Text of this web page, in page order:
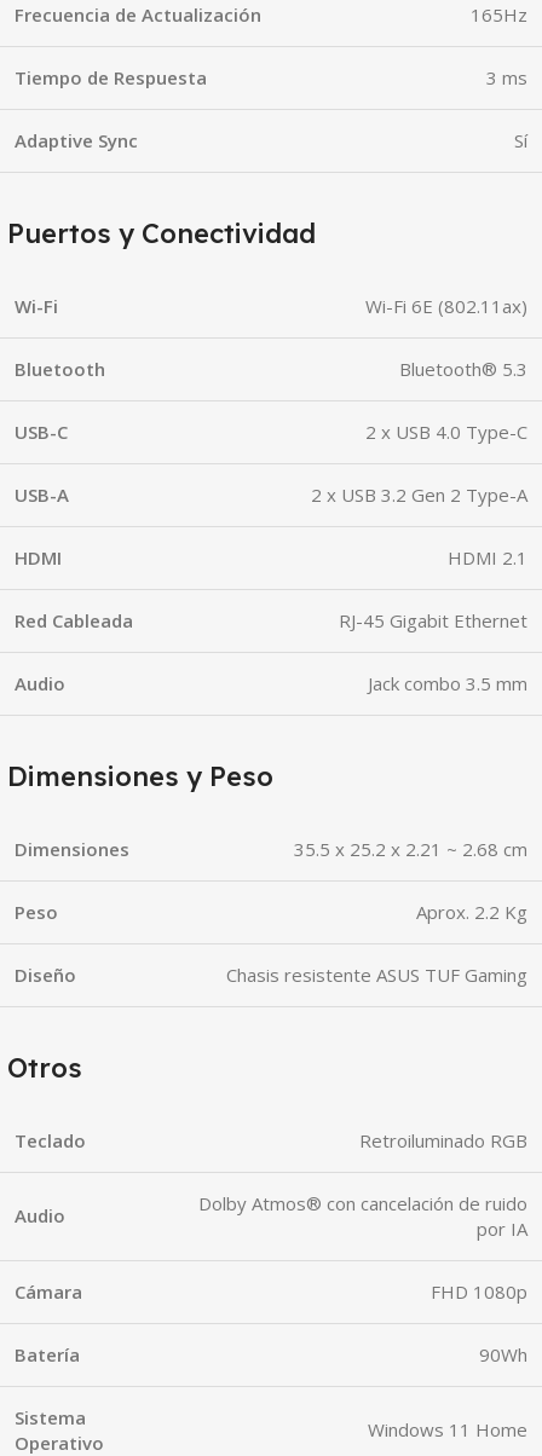
Frecuencia de Actualización 165Hz
Tiempo de Respuesta 3 ms
Adaptive Sync Sí
Puertos y Conectividad
Wi-Fi Wi-Fi 6E (802.11ax)
Bluetooth Bluetooth® 5.3
USB-C 2 x USB 4.0 Type-C
USB-A 2 x USB 3.2 Gen 2 Type-A
HDMI HDMI 2.1
Red Cableada RJ-45 Gigabit Ethernet
Audio Jack combo 3.5 mm
Dimensiones y Peso
Dimensiones 35.5 x 25.2 x 2.21 ~ 2.68 cm
Peso Aprox. 2.2 Kg
Diseño Chasis resistente ASUS TUF Gaming
Otros
Teclado Retroiluminado RGB
Audio
Dolby Atmos® con cancelación de ruido
por IA
Cámara FHD 1080p
Batería 90Wh
Sistema
Operativo
Windows 11 Home